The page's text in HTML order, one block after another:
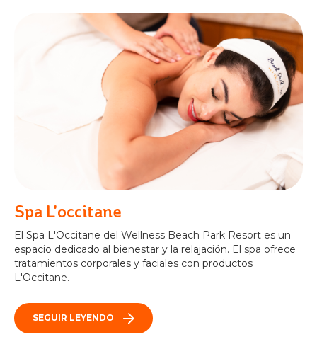
Spa L'occitane
El Spa L'Occitane del Wellness Beach Park Resort es un
espacio dedicado al bienestar y la relajación. El spa ofrece
tratamientos corporales y faciales con productos
L'Occitane.
SEGUIR LEYENDO